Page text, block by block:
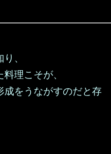
、
理こそが、
成をうながすのだと存